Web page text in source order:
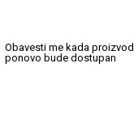
Obavesti me kada proizvod
ponovo bude dostupan